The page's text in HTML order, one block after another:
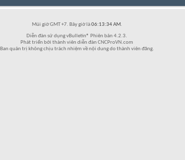
Múi giờ GMT +7. Bây giờ là06:13:34 AM.
Diễn đàn sử dụng vBulletin® Phiên bản 4.2.3.
Phát triển bởi thành viên diễn đàn CNCProVN.com
Ban quản trị không chịu trách nhiệm về nội dung do thành viên đăng.